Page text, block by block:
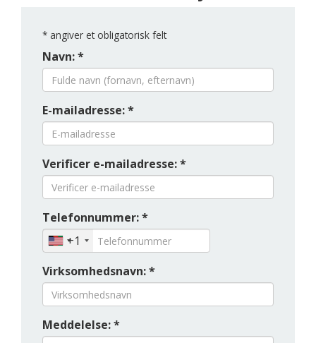
* angiver et obligatorisk felt
Navn: *
E-mailadresse: *
Verificer e-mailadresse: *
Telefonnummer: *
+1
Virksomhedsnavn: *
Meddelelse: *